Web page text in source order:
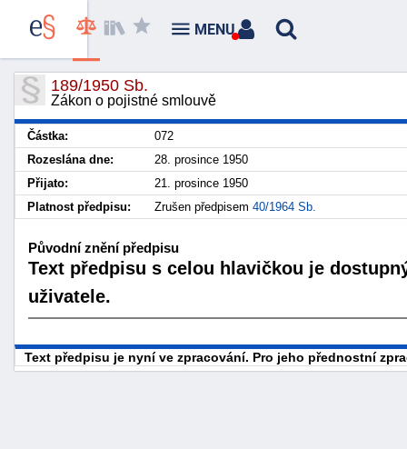
189/1950 Sb.
Zákon o pojistné smlouvě
Částka:
072
Rozeslána dne:
28. prosince 1950
Přijato:
21. prosince 1950
Platnost předpisu:
Zrušen předpisem 40/1964 Sb.
Původní znění předpisu
Text předpisu s celou hlavičkou je
uživatele.
Text předpisu je nyní ve zpracování. Pro jeho přednostní
MENU